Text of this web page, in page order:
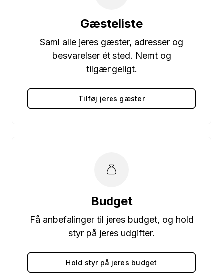
Gæsteliste
Saml alle jeres gæster, adresser og
besvarelser ét sted. Nemt og
tilgængeligt.
Tilføj jeres gæster
Budget
Få anbefalinger til jeres budget, og hold
styr på jeres udgifter.
Hold styr på jeres budget